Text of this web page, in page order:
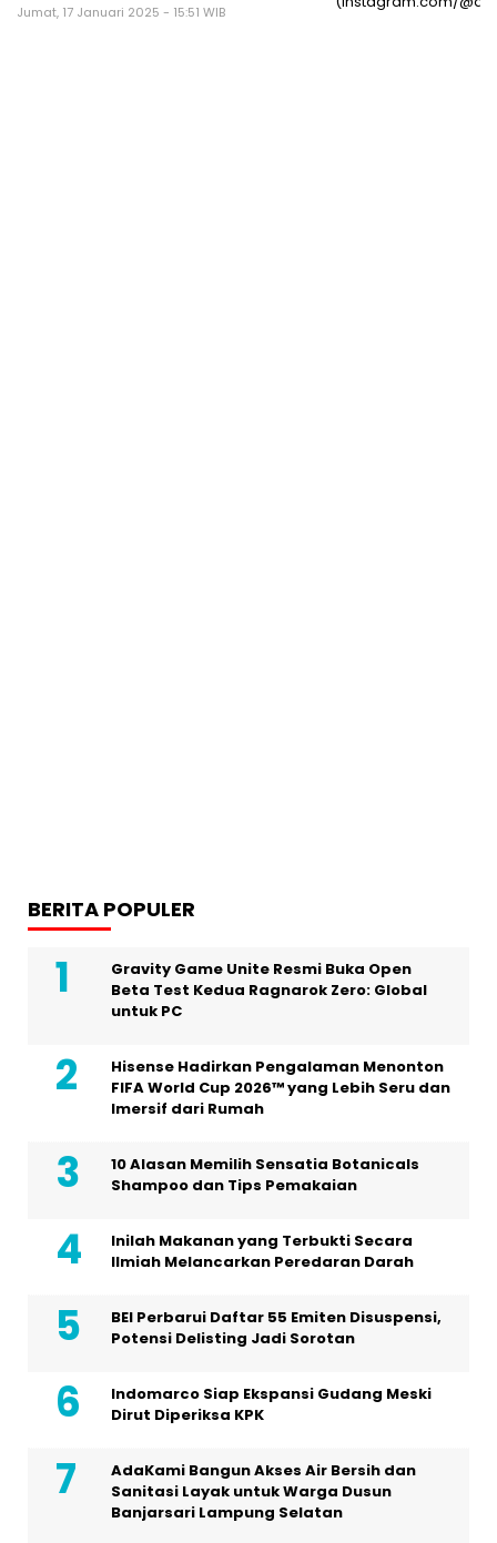
Jumat, 17 Januari 2025 - 15:51 WIB
BERITA POPULER
Gravity Game Unite Resmi Buka Open
Beta Test Kedua Ragnarok Zero: Global
untuk PC
Hisense Hadirkan Pengalaman Menonton
FIFA World Cup 2026™ yang Lebih Seru dan
Imersif dari Rumah
10 Alasan Memilih Sensatia Botanicals
Shampoo dan Tips Pemakaian
Inilah Makanan yang Terbukti Secara
Ilmiah Melancarkan Peredaran Darah
BEI Perbarui Daftar 55 Emiten Disuspensi,
Potensi Delisting Jadi Sorotan
Indomarco Siap Ekspansi Gudang Meski
Dirut Diperiksa KPK
AdaKami Bangun Akses Air Bersih dan
Sanitasi Layak untuk Warga Dusun
Banjarsari Lampung Selatan